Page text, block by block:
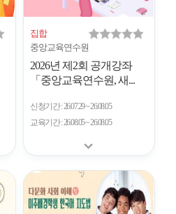
집합
중앙교육연수원
2026년 제2회 공개강좌
「중앙교육연수원, 새...
신청기간 26.07.29 ~ 26.08.05
교육기간 26.08.05 ~ 26.08.05